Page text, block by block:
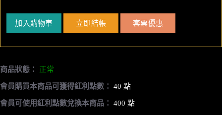
加入購物車 立即結帳 套票優惠
商品狀態： 正常
會員購買本商品可獲得紅利點數： 40 點
會員可使用紅利點數兌換本商品： 400 點